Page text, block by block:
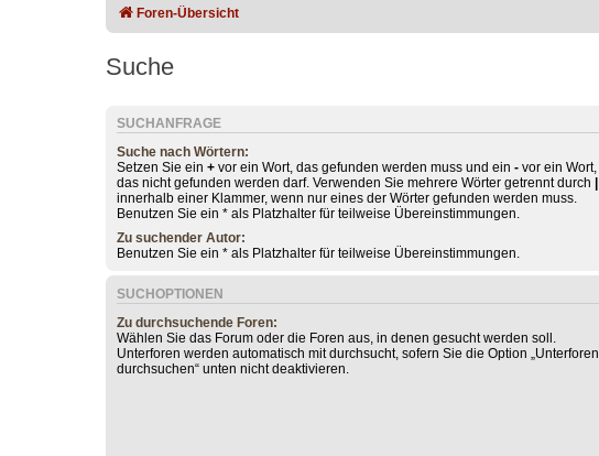
Foren-Übersicht
Suche
SUCHANFRAGE
Suche nach Wörtern:
Setzen Sie ein + vor ein Wort, das gefunden werden muss und ein - vor ein Wort,
das nicht gefunden werden darf. Verwenden Sie mehrere Wörter getrennt durch
innerhalb einer Klammer, wenn nur eines der Wörter gefunden werden muss.
Benutzen Sie ein * als Platzhalter für teilweise Übereinstimmungen.
Zu suchender Autor:
Benutzen Sie ein * als Platzhalter für teilweise Übereinstimmungen.
SUCHOPTIONEN
Zu durchsuchende Foren:
Wählen Sie das Forum oder die Foren aus, in denen gesucht werden soll.
Unterforen werden automatisch mit durchsucht, sofern Sie die Option „Unterforen
durchsuchen“ unten nicht deaktivieren.